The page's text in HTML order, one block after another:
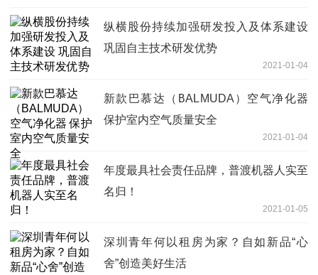
纵横股份持续加强研发投入及体系建设
巩固自主技术研发优势
2021-01-04
新款巴慕达（BALMUDA）空气净化器
保护室内空气质量安全
2021-01-04
年度最具社会责任品牌，普渡机器人实至
名归！
2021-01-05
深圳青年何以租房为家？自如新品“心
舍”创造美好生活